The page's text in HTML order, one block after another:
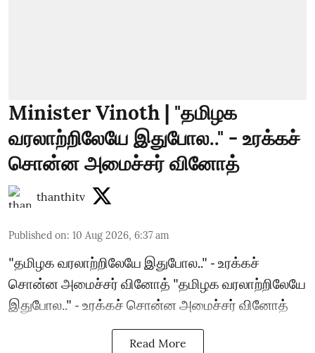
Minister Vinoth | "தமிழக
வரலாற்றிலேயே இதுபோல.." - உரக்கச்
சொன்ன அமைச்சர் வினோத்
thanthitv
Published on: 10 Aug 2026, 6:37 am
"தமிழக வரலாற்றிலேயே இதுபோல.." - உரக்கச்
சொன்ன அமைச்சர் வினோத் "தமிழக வரலாற்றிலேயே
இதுபோல.." - உரக்கச் சொன்ன அமைச்சர் வினோத்
Read More